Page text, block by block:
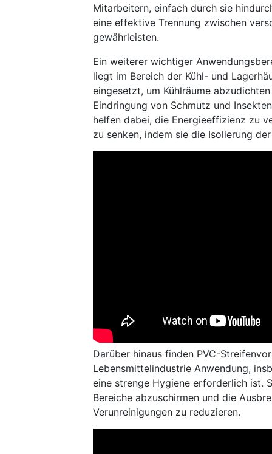
Mitarbeitern, einfach durch sie
eine effektive Trennung zwischen
gewährleisten.
Ein weiterer wichtiger
liegt im Bereich der Kühl- und
eingesetzt, um Kühlräume
Eindringung von Schmutz und
helfen dabei, die Energieeffizienz zu
zu senken, indem sie die Isolierung
Darüber hinaus finden PVC-
Lebensmittelindustrie Anwendung,
eine strenge Hygiene erforderlich ist.
Bereiche abzuschirmen und die
Verunreinigungen zu reduzieren.